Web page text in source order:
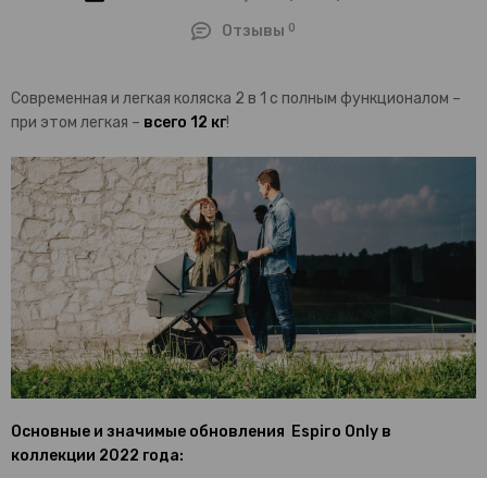
Отзывы 0
Современная и легкая коляска 2 в 1 с полным функционалом –
при этом легкая – всего 12 кг!
Основные и значимые обновления Espiro Only в
коллекции 2022 года: